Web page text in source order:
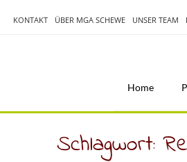
KONTAKT ÜBER MGA SCHEWE UNSER TEAM
Home
Schlagwort: